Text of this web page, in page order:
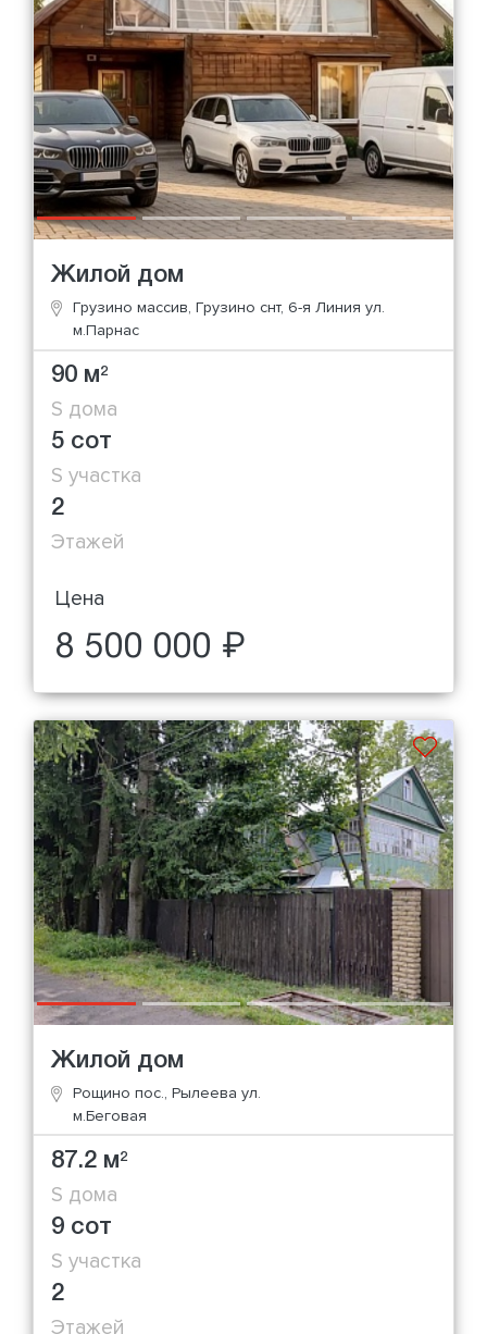
Жилой дом
Грузино массив, Грузино снт, 6-я Линия ул.
м.Парнас
90 м2
S дома
5 сот
S участка
2
Этажей
Цена
8 500 000 ₽
Жилой дом
Рощино пос., Рылеева ул.
м.Беговая
87.2 м2
S дома
9 сот
S участка
2
Этажей